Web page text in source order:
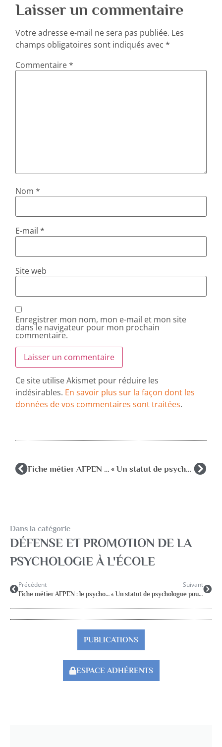
Laisser un commentaire
Votre adresse e-mail ne sera pas publiée. Les
champs obligatoires sont indiqués avec*
Commentaire*
Nom*
E-mail*
Site web
Enregistrer mon nom, mon e-mail et mon site
dans le navigateur pour mon prochain
commentaire.
Ce site utilise Akismet pour réduire les
indésirables. En savoir plus sur la façon dont les
données de vos commentaires sont traitées.
Fiche métier AFPEN : le psychologue de l’Education Nationale et premières réponses du MEN au 12/12/2013 « Un statut de psychologue pour tous les psychologues dans les écoles, une reconnaissance professionnelle attendue »
Dans la catégorie
DÉFENSE ET PROMOTION DE LA
PSYCHOLOGIE À L'ÉCOLE
Précédent
Fiche métier AFPEN : le psychologue de l’Education Nationale et premières réponses du MEN au 12/12/2013
Suivant
« Un statut de psychologue pour tous les psychologues dans les écoles, une reconnaissance professionnelle attendue »
PUBLICATIONS
ESPACE ADHÉRENTS